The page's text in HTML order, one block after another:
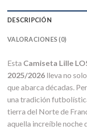
DESCRIPCIÓN
VALORACIONES (0)
Esta Camiseta Lille
2025/2026 lleva no
que abarca décadas.
una tradición
tierra del Norte de
aquella increíble noche